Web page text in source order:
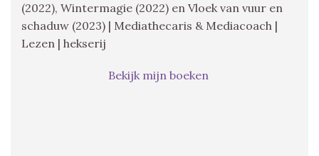
(2022), Wintermagie (2022) en Vloek van vuur en
schaduw (2023) | Mediathecaris & Mediacoach |
Lezen | hekserij
Bekijk mijn boeken